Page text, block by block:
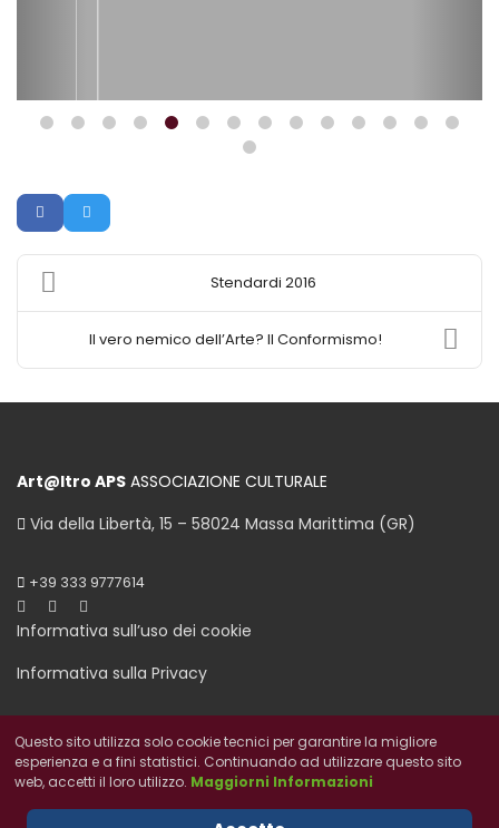
Stendardi 2016
Il vero nemico dell’Arte? Il Conformismo!
Art@ltro APS ASSOCIAZIONE CULTURALE
Via della Libertà, 15 – 58024 Massa Marittima (GR)
+39 333 9777614
Informativa sull’uso dei cookie
Informativa sulla Privacy
© 2026 Art@ltro. All Rights Reserved. c.f. 93170550235
Designed By Maremma in Festa
Questo sito utilizza solo cookie tecnici per garantire la migliore
esperienza e a fini statistici. Continuando ad utilizzare questo sito
web, accetti il loro utilizzo. Maggiorni Informazioni